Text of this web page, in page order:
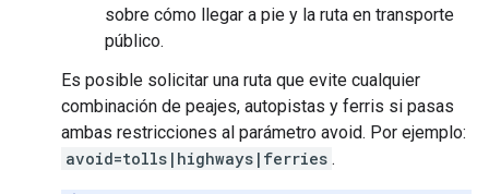
sobre cómo llegar a pie y la ruta en transporte
público.
Es posible solicitar una ruta que evite cualquier
combinación de peajes, autopistas y ferris si pasas
ambas restricciones al parámetro avoid. Por ejemplo:
avoid=tolls|highways|ferries .